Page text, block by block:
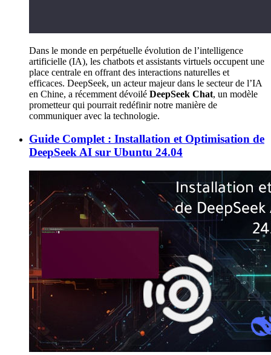
Dans le monde en perpétuelle évolution de l’intelligence
artificielle (IA), les chatbots et assistants virtuels occupent une
place centrale en offrant des interactions naturelles et
efficaces. DeepSeek, un acteur majeur dans le secteur de l’IA
en Chine, a récemment dévoilé DeepSeek Chat, un modèle
prometteur qui pourrait redéfinir notre manière de
communiquer avec la technologie.
Guide Complet : Installation et Optimisation de
DeepSeek AI sur Ubuntu 24.04